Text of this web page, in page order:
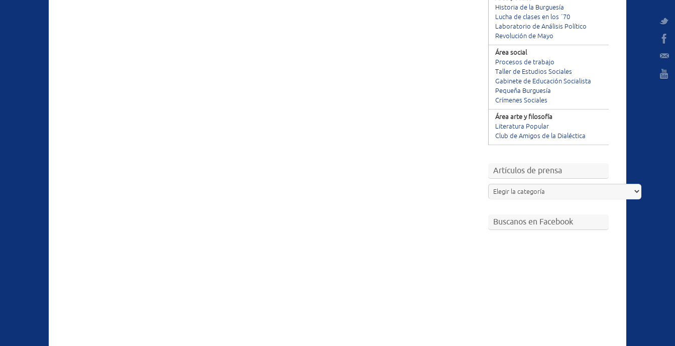
Historia de la Burguesía
Lucha de clases en los ´70
Laboratorio de Análisis Político
Revolución de Mayo
Área social
Procesos de trabajo
Taller de Estudios Sociales
Gabinete de Educación Socialista
Pequeña Burguesía
Crímenes Sociales
Área arte y filosofía
Literatura Popular
Club de Amigos de la Dialéctica
Artículos de prensa
Buscanos en Facebook